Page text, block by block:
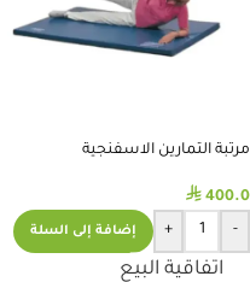
مرتبة التمارين الاسفنجية
⃁ 400.0
-
+ إضافة إلى السلة
اتفاقية البيع